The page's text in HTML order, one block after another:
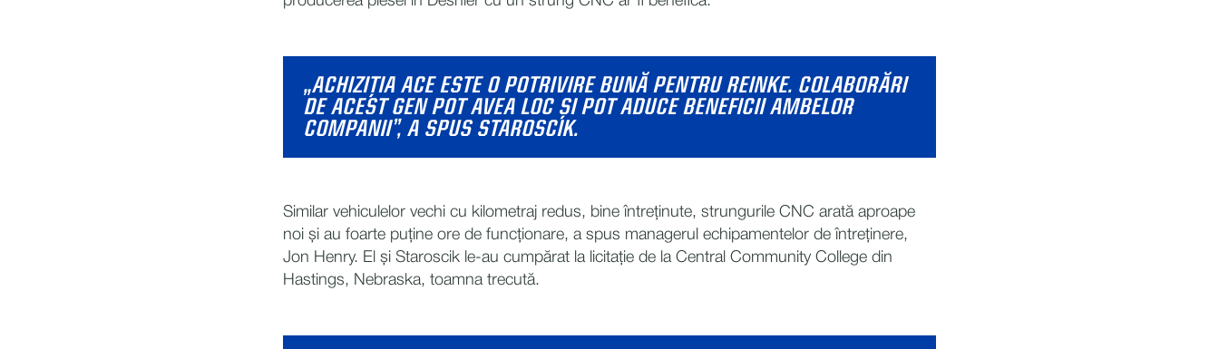
„ACHIZIȚIA ACE ESTE O POTRIVIRE BUNĂ PENTRU REINKE. COLABORĂRI
DE ACEST GEN POT AVEA LOC ȘI POT ADUCE BENEFICII AMBELOR
COMPANII”, A SPUS STAROSCIK.
Similar vehiculelor vechi cu kilometraj redus, bine întreținute, strungurile CNC arată aproape
noi și au foarte puține ore de funcționare, a spus managerul echipamentelor de întreținere,
Jon Henry. El și Staroscik le-au cumpărat la licitație de la Central Community College din
Hastings, Nebraska, toamna trecută.